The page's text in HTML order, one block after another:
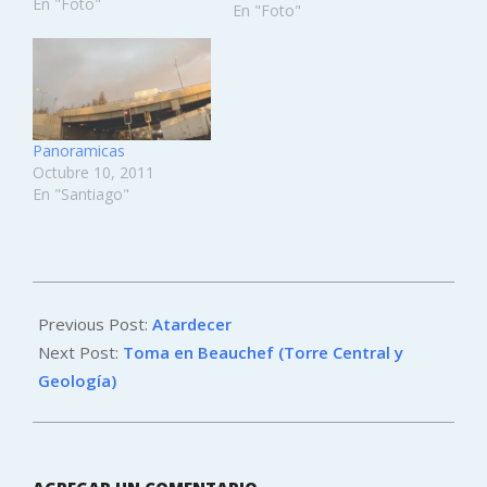
En "Foto"
Panoramicas
Octubre 10, 2011
En "Santiago"
10-
11
Previous Post: Atardecer
Next Post: Toma en Beauchef (Torre Central y
Geología)